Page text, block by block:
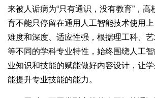
来被人诟病为“只有通识，没有教育”，高
育不能只停留在通用人工智能技术使用
难度和深度、适应性强，根据理工科、
等不同的学科专业特性，始终围绕人工
业知识和技能的赋能做好内容设计，让
能提升专业技能的能力。